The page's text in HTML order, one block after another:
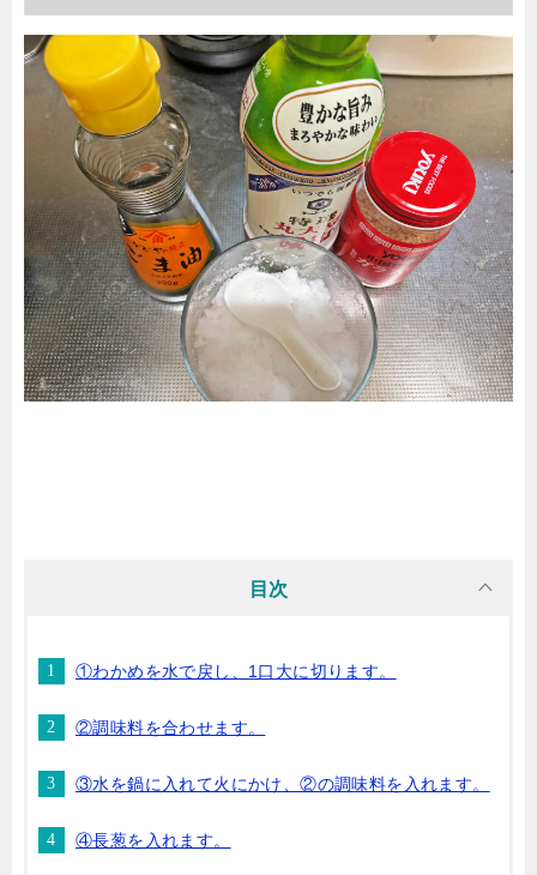
目次
①わかめを水で戻し、1口大に切ります。
②調味料を合わせます。
③水を鍋に入れて火にかけ、②の調味料を入れます。
④長葱を入れます。